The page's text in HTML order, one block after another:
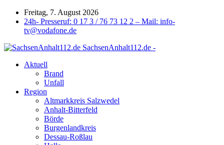
Freitag, 7. August 2026
24h- Presseruf: 0 17 3 / 76 73 12 2 – Mail: info-
tv@vodafone.de
SachsenAnhalt112.de -
Aktuell
Brand
Unfall
Region
Altmarkkreis Salzwedel
Anhalt-Bitterfeld
Börde
Burgenlandkreis
Dessau-Roßlau